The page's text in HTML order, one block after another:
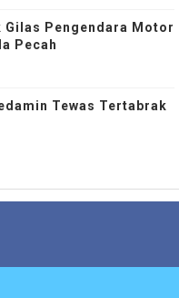
Pengendara Motor
Pecah
Tewas Tertabrak